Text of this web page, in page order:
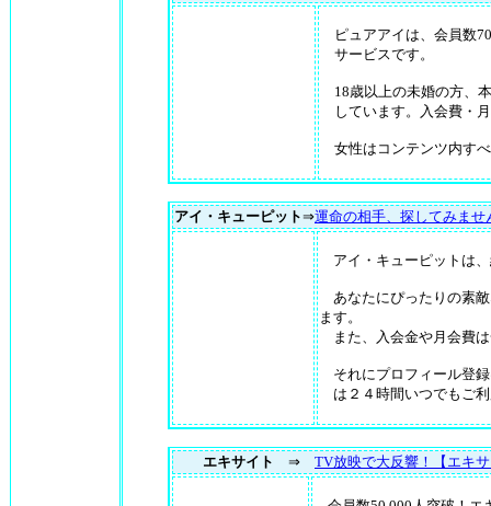
ピュアアイは、会員数
サービスです。
18歳以上の未婚の方、
しています。入会費・
女性はコンテンツ内す
アイ・キューピット⇒運命の相手、探してみま
アイ・キューピットは
あなたにぴったりの素
ます。
また、入会金や月会費
それにプロフィール登
は２４時間いつでもご
エキサイト ⇒ TV放映で大反響！【エキ